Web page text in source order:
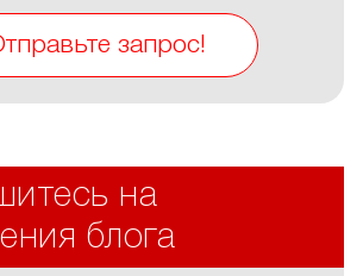
запрос!
на
блога